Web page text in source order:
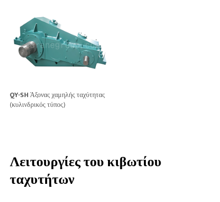
QY-SHΆξονας χαμηλής ταχύτητας
(κυλινδρικός τύπος)
Λειτουργίες του κιβωτίου
ταχυτήτων